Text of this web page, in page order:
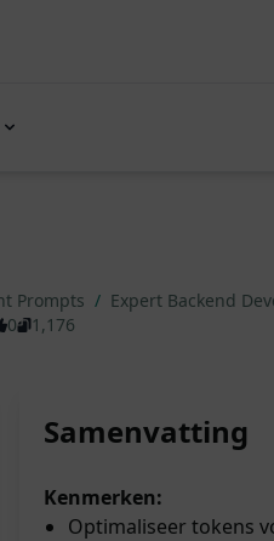
Prompts / Expert Backend
0 1,176
Samenvatting
Kenmerken:
Optimaliseer tokens